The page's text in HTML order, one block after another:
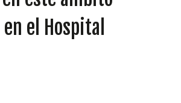
el Hospital